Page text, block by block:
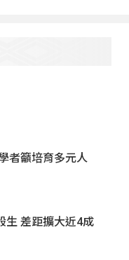
者籲培育多元人
生 差距擴大近4成